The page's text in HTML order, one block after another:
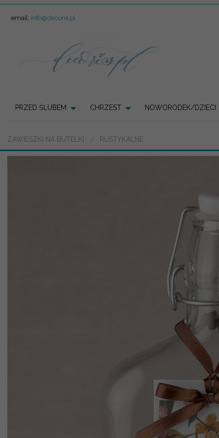
email: info@decoris.pl
PRZED ŚLUBEM CHRZEST NOWORODEK/DZIECI
ZAWIESZKI NA BUTELKI RUSTYKALNE